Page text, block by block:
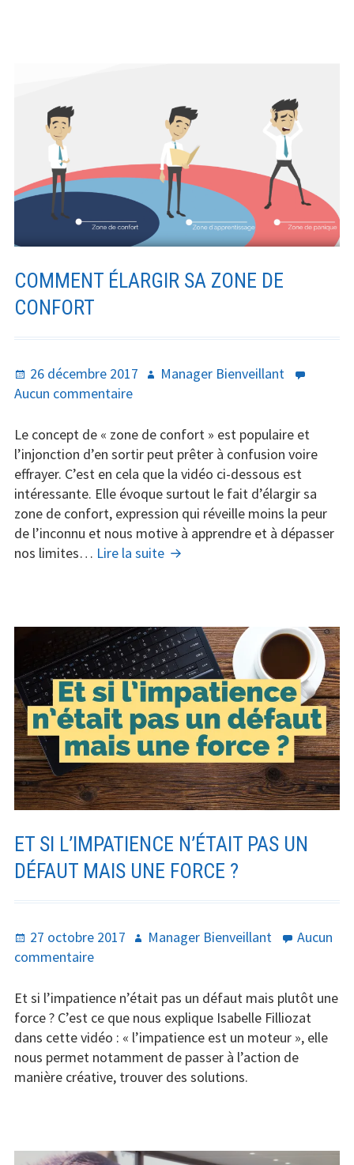
bien-
être
tous
COMMENT ÉLARGIR SA ZONE DE
CONFORT
Publié
le
26 décembre 2017 Auteur
Manager Bienveillant
Aucun commentairesur
élargir
sa
zone
de
confort
Le concept de « zone de confort » est populaire et
l’injonction d’en sortir peut prêter à confusion voire
effrayer. C’est en cela que la vidéo ci-dessous est
intéressante. Elle évoque surtout le fait d’élargir sa
zone de confort, expression qui réveille moins la peur
de l’inconnu et nous motive à apprendre et à dépasser
nos limites… Lire la suite Comment
de
confort
ET SI L’IMPATIENCE N’ÉTAIT PAS UN
DÉFAUT MAIS UNE FORCE ?
Publié
le
27 octobre 2017 Auteur
Manager Bienveillant
Aucun
commentairesur
si
l’impatience
n’était
pas
un
force
Et si l’impatience n’était pas un défaut mais plutôt une
force ? C’est ce que nous explique Isabelle Filliozat
dans cette vidéo : « l’impatience est un moteur », elle
nous permet notamment de passer à l’action de
manière créative, trouver des solutions.